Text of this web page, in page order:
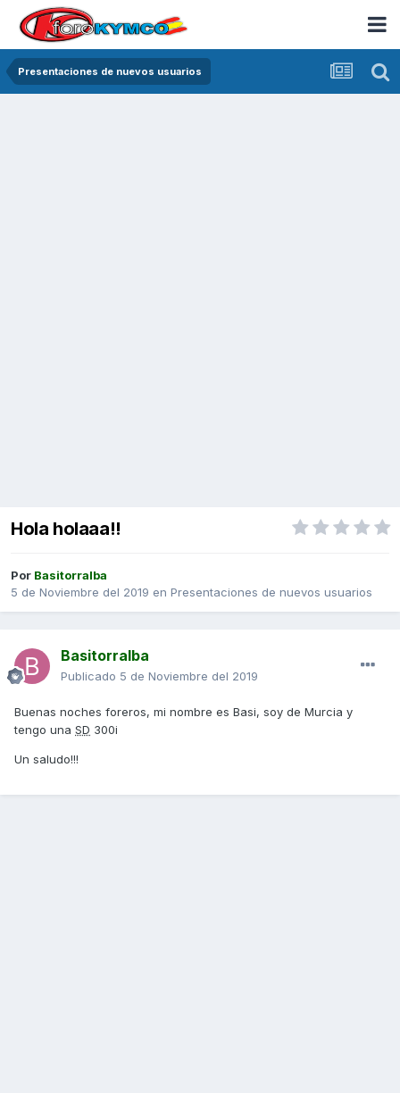
Presentaciones de nuevos usuarios
Hola holaaa!!
Por Basitorralba
5 de Noviembre del 2019 en Presentaciones de nuevos usuarios
Basitorralba
Publicado 5 de Noviembre del 2019
Buenas noches foreros, mi nombre es Basi, soy de Murcia y
tengo una SD 300i
Un saludo!!!